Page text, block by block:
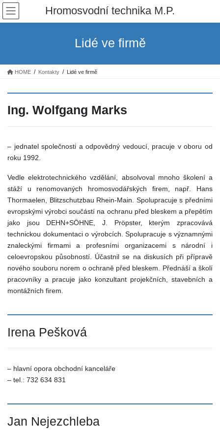
Skip
the
Skip
the
Hromosvodní technika M.P.
Lidé ve firmě
HOME Kontakty Lidé ve firmě
Ing. Wolfgang Marks
– jednatel společnosti a odpovědný vedoucí, pracuje v oboru od
roku 1992.
Vedle elektrotechnického vzdělání, absolvoval mnoho školení a
stáží u renomovaných hromosvodářských firem, např. Hans
Thormaelen, Blitzschutzbau Rhein-Main. Spolupracuje s předními
evropskými výrobci součástí na ochranu před bleskem a přepětím
jako jsou DEHN+SÖHNE, J. Pröpster, kterým zpracovává
technickou dokumentaci o výrobcích. Spolupracuje s významnými
znaleckými firmami a profesními organizacemi s národní i
celoevropskou působností. Účastnil se na diskusích při přípravě
nového souboru norem o ochraně před bleskem. Přednáší a školí
pracovníky a pracuje jako konzultant projekčních, stavebních a
montážních firem.
Irena Pešková
– hlavní opora obchodní kanceláře
– tel.: 732 634 831
Jan Nejezchleba